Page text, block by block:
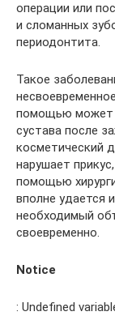
операции или
и сломанных
периодонтита.
Такое
помощью может
сустава после
косметический
нарушает
помощью
вполне удается
необходимый
своевременно.
Notice
: Undefined